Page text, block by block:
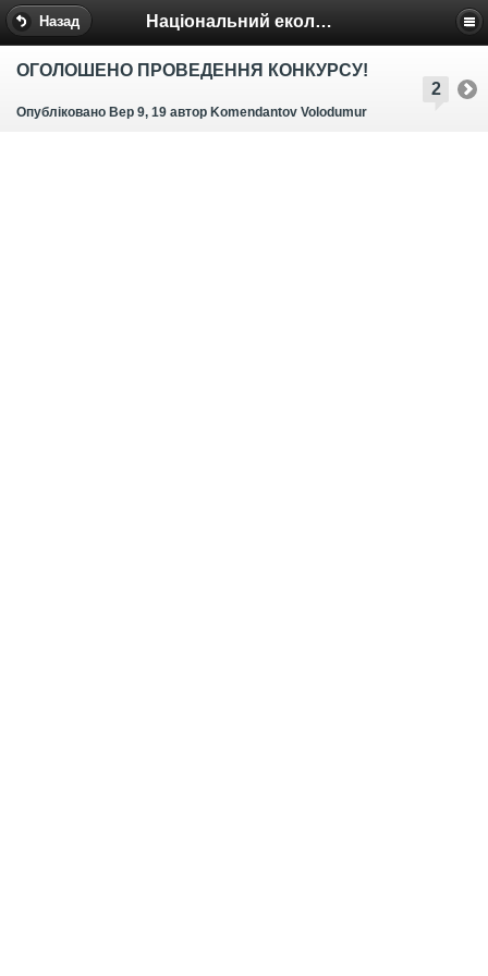
Назад Національний еколого-натуралістичний центр
2
ОГОЛОШЕНО ПРОВЕДЕННЯ КОНКУРСУ!
Опубліковано Вер 9, 19 автор Komendantov Volodumur